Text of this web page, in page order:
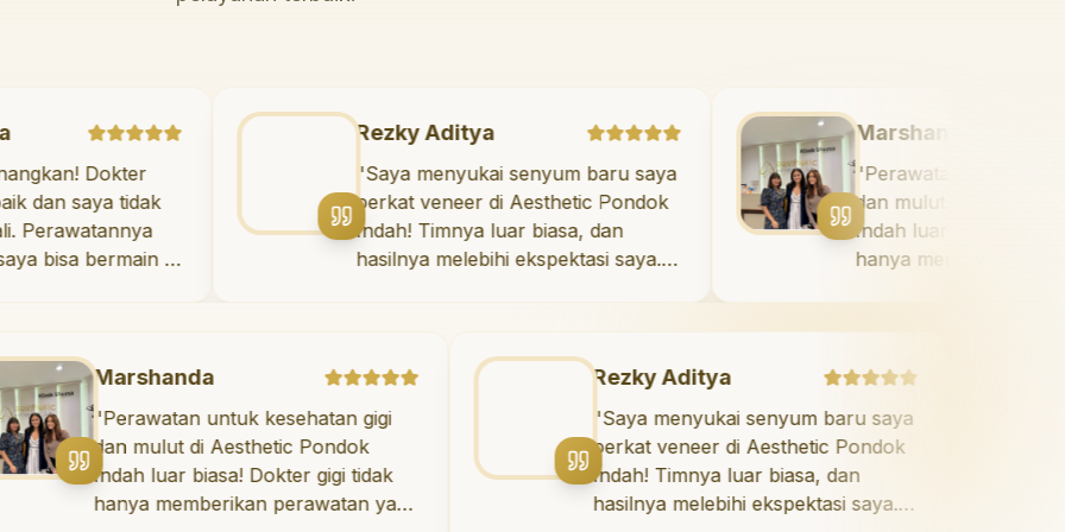
Mania
menyenangkan! Dokter
sangat baik dan saya tidak
sekali. Perawatannya
dan saya bisa bermain di
Rezky Aditya
"Saya menyukai senyum baru saya
berkat veneer di Aesthetic Pondok
Indah! Timnya luar biasa, dan
hasilnya melebihi ekspektasi saya.
Marshanda
"Perawatan untuk kesehatan gigi
dan mulut di Aesthetic Pondok
Indah luar biasa! Dokter gigi tidak
hanya memberikan perawatan yang
Rezky Aditya
Saya menyukai senyum baru saya
berkat veneer di Aesthetic Pondok
Indah! Timnya luar biasa, dan
hasilnya melebihi ekspektasi saya.